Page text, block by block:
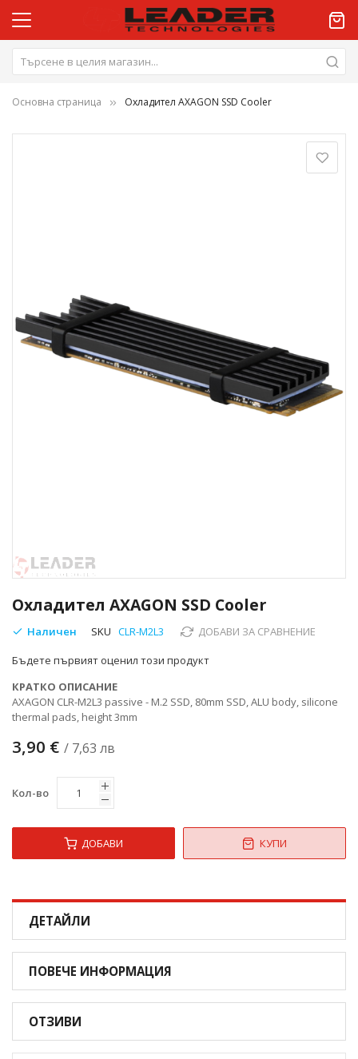
Основна страница Охладител AXAGON SSD Cooler
Охладител AXAGON SSD Cooler
Наличен SKU CLR-M2L3 ДОБАВИ ЗА СРАВНЕНИЕ
Бъдете първият оценил този продукт
КРАТКО ОПИСАНИЕ
AXAGON CLR-M2L3 passive - M.2 SSD, 80mm SSD, ALU body, silicone
thermal pads, height 3mm
3,90 € / 7,63 лв
Кол-во
ДОБАВИ КУПИ
към
началото
на
със
ДЕТАЙЛИ
ПОВЕЧЕ ИНФОРМАЦИЯ
ОТЗИВИ